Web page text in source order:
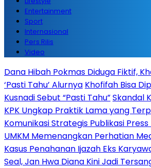
Entertainment
Sport
Internasional
Pers Rilis
Video
Dana Hibah Pokmas Diduga Fiktif,
‘Pasti Tahu’ Alurnya Khofifah Bisa
Kusnadi Sebut “Pasti Tahu”Skandal
KPK Ungkap Praktik Lama yang
Komunikasi Strategis Publikasi Press
UMKM Memenangkan Perhatian
Kasus Penahanan Ijazah Eks
Seal, Jan Hwa Diana Kini Jadi